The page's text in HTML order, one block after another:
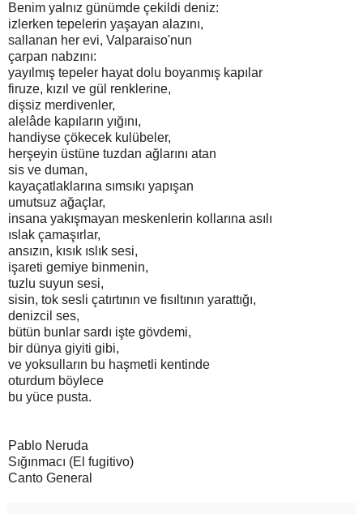
Benim yalnız günümde çekildi deniz:
izlerken tepelerin yaşayan alazını,
sallanan her evi, Valparaiso'nun
çarpan nabzını:
yayılmış tepeler hayat dolu boyanmış kapılar
firuze, kızıl ve gül renklerine,
dişsiz merdivenler,
alelâde kapıların yığını,
handiyse çökecek kulübeler,
herşeyin üstüne tuzdan ağlarını atan
sis ve duman,
kayaçatlaklarına sımsıkı yapışan
umutsuz ağaçlar,
insana yakışmayan meskenlerin kollarına asılı
ıslak çamaşırlar,
ansızın, kısık ıslık sesi,
işareti gemiye binmenin,
tuzlu suyun sesi,
sisin, tok sesli çatırtının ve fısıltının yarattığı,
denizcil ses,
bütün bunlar sardı işte gövdemi,
bir dünya giyiti gibi,
ve yoksulların bu haşmetli kentinde
oturdum böylece
bu yüce pusta.
Pablo Neruda
Sığınmacı (El fugitivo)
Canto General